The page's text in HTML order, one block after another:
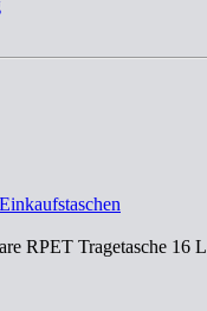
RPET Tragetasche 16 L